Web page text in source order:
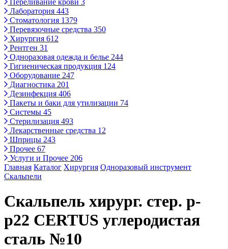
Переливание крови 3
Лаборатория 443
Стоматология 1379
Перевязочные средства 350
Хирургия 612
Рентген 31
Одноразовая одежда и белье 244
Гигиеническая продукция 124
Оборудование 247
Диагностика 201
Дезинфекция 406
Пакеты и баки для утилизации 74
Системы 45
Стерилизация 493
Лекарственные средства 12
Шприцы 243
Прочее 67
Услуги и Прочее 206
Главная Каталог Хирургия Одноразовый инструмент
Скальпели
Скальпель хирург. стер. р-
р22 CERTUS углеродистая
сталь №10